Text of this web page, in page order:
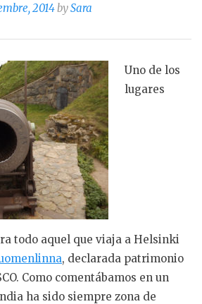
2014bySara
Uno de los
lugares
todo aquel que viaja a Helsinki
, declarada patrimonio
Como comentábamos en un
ha sido siempre zona de